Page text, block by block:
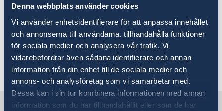
Denna webbplats använder cookies
Vi använder enhetsidentifierare för att anpassa innehållet
och annonserna till användarna, tillhandahålla funktioner
för sociala medier och analysera vår trafik. Vi
vidarebefordrar även sådana identifierare och annan
information från din enhet till de sociala medier och
annons- och analysföretag som vi samarbetar med.
Dessa kan i sin tur kombinera informationen med annan
information som du har tillhandahållit eller som de har
är utrustade med desinfektionsmedel, och vi
rekommenderar starkt att dessa används innan
du kontaktar ambassadpersonalen eller de
andra i väntrummet.
Senast uppdaterad 17 mars 2020, 15.33
Sverige i Serbien